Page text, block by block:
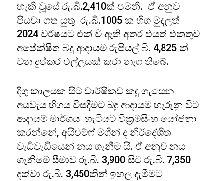
හැකි වූයේ රු.බි.2,410ක් පමනි. ඒ අනුව
පියවා ගත යුතු රු.බි.1005 ක හිග මුදලත්
2024 වර්ෂයට එක් වී ඇති අතර එයත් එකතුව
අපේක්ෂිත බදු ආදායම රුපියල් බි. 4,825 ක්
වන දුෂ්කර එල්ලයක් කරා නැග තිබේ.
දිගු කාලයක සිට වාර්ෂිකව කඳු ගැසෙන
අයවැය හිගය විසදීමට බදු ආදායම හැරුනු විට
ආදායම් මාර්ගය හැටියට වික්‍රමසිංහ යෝජනා
කරන්නේ, අයිඑම්ෆ් මගින් ද නිර්දේශිත
වැඩිවැඩියෙන් නය ගැනීම යි. ඒ අනුව නය
ගැනීමේ සීමාව රු.බි. 3,900 සිට රු.බි. 7,350
දක්වා රු.බි. 3,450කින් ඉහල දැමීමට